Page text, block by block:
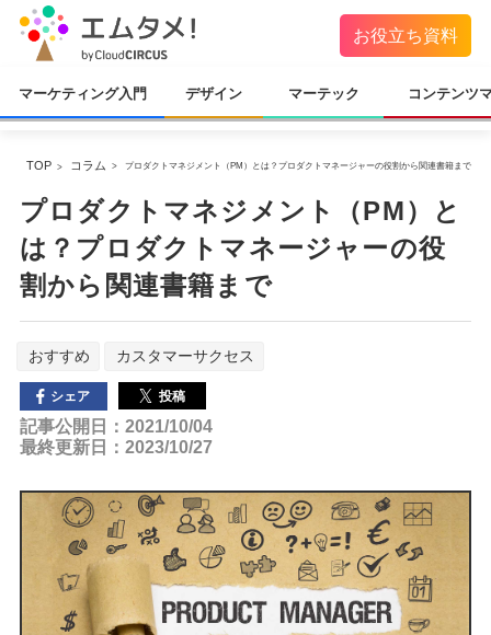
お役立ち資料
マーケティング入門 デザイン マーテック コンテンツ
TOP コラム プロダクトマネジメント（PM）とは？プロダクトマネージャーの役割から関連書籍まで
プロダクトマネジメント（PM）と
は？プロダクトマネージャーの役
割から関連書籍まで
おすすめ カスタマーサクセス
シェア 投稿
記事公開日：2021/10/04
最終更新日：2023/10/27